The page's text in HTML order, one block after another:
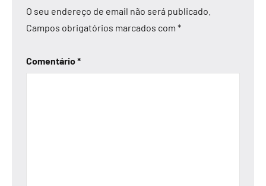
O seu endereço de email não será publicado.
Campos obrigatórios marcados com *
Comentário*